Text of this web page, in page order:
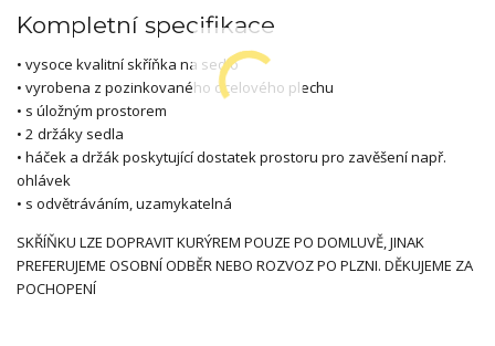
Kompletní specifikace
• vysoce kvalitní skříňka na sedlo
• vyrobena z pozinkovaného ocelového plechu
• s úložným prostorem
• 2 držáky sedla
• háček a držák poskytující dostatek prostoru pro zavěšení např.
ohlávek
• s odvětráváním, uzamykatelná
SKŘÍŇKU LZE DOPRAVIT KURÝREM POUZE PO DOMLUVĚ, JINAK
PREFERUJEME OSOBNÍ ODBĚR NEBO ROZVOZ PO PLZNI. DĚKUJEME ZA
POCHOPENÍ